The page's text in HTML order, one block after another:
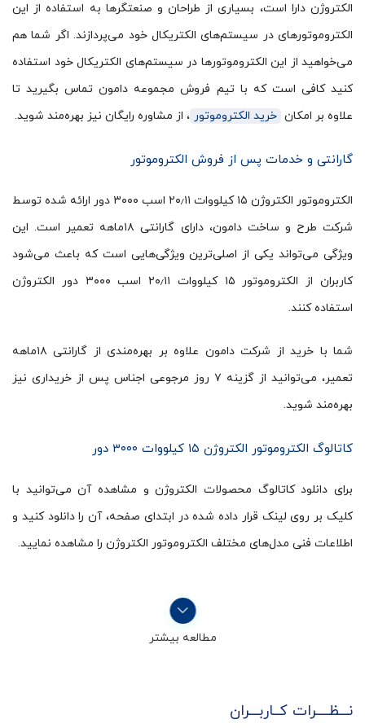
الکتروژن دارا است، بسیاری از طراحان و صنعتگرها به استفاده از این
الکتروموتورهای در سیستم‌های الکتریکال خود می‌پردازند. اگر شما هم
می‌خواهید از این الکتروموتورها در سیستم‌های الکتریکال خود استفاده
کنید کافی است که با تیم فروش مجموعه دامون تماس بگیرید تا
علاوه بر امکان خرید الکتروموتور ، از مشاوره رایگان نیز بهره‌مند شوید.
گارانتی و خدمات پس از فروش الکتروموتور
الکتروموتور الکتروژن ۱۵ کیلووات ۲۰٫۱۱ اسب ۳۰۰۰ دور ارائه شده توسط
شرکت طرح و ساخت دامون، دارای گارانتی ۱۸ماهه تعمیر است. این
ویژگی می‌تواند یکی از اصلی‌ترین ویژگی‌هایی است که باعث می‌شود
کاربران از الکتروموتور ۱۵ کیلووات ۲۰٫۱۱ اسب ۳۰۰۰ دور الکتروژن
استفاده کنند.
شما با خرید از شرکت دامون علاوه بر بهره‌مندی از گارانتی ۱۸ماهه
تعمیر، می‌توانید از گزینه ۷ روز مرجوعی اجناس پس از خریداری نیز
بهره‌مند شوید.
کاتالوگ الکتروموتور الکتروژن ۱۵ کیلووات ۳۰۰۰ دور
برای دانلود کاتالوگ محصولات الکتروژن و مشاهده آن می‌توانید با
کلیک بر روی لینک قرار داده شده در ابتدای صفحه، آن را دانلود کنید و
اطلاعات فنی مدل‌های مختلف الکتروموتور الکتروژن را مشاهده نمایید.
مطالعه بیشتر
نـــظــــرات کــاربـــران